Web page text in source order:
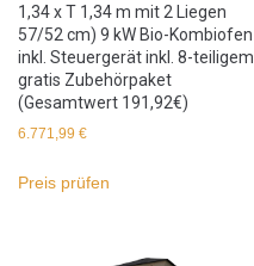
1,34 x T 1,34 m mit 2 Liegen
57/52 cm) 9 kW Bio-Kombiofen
inkl. Steuergerät inkl. 8-teiligem
gratis Zubehörpaket
(Gesamtwert 191,92€)
6.771,99 €
Preis prüfen